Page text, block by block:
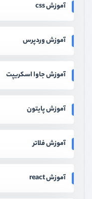
آموزش css
آموزش وردپرس
آموزش جاوا اسکریپت
آموزش پایتون
آموزش فلاتر
آموزش react